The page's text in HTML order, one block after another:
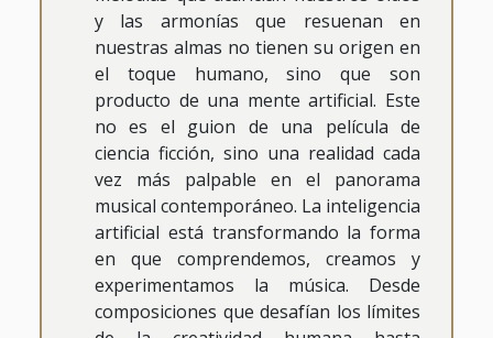
y las armonías que resuenan en
nuestras almas no tienen su origen en
el toque humano, sino que son
producto de una mente artificial. Este
no es el guion de una película de
ciencia ficción, sino una realidad cada
vez más palpable en el panorama
musical contemporáneo. La inteligencia
artificial está transformando la forma
en que comprendemos, creamos y
experimentamos la música. Desde
composiciones que desafían los límites